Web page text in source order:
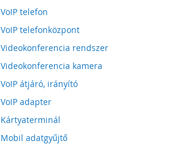
VoIP telefon
VoIP telefonközpont
Videokonferencia rendszer
Videokonferencia kamera
VoIP átjáró, irányító
VoIP adapter
Kártyaterminál
Mobil adatgyűjtő